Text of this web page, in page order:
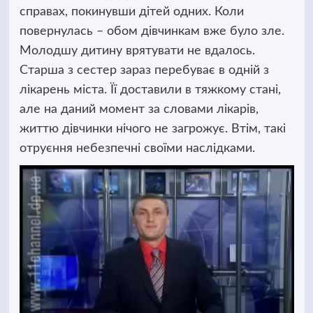
справах, покинувши дітей одних. Коли
повернулась – обом дівчинкам вже було зле.
Молодшу дитину врятувати не вдалось.
Старша з сестер зараз перебуває в одній з
лікарень міста. Її доставили в тяжкому стані,
але на даний момент за словами лікарів,
життю дівчинки нічого не загрожує. Втім, такі
отруєння небезпечні своїми наслідками.
Відеопрогравач